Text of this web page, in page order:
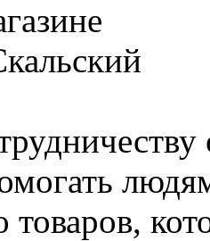
товаров,